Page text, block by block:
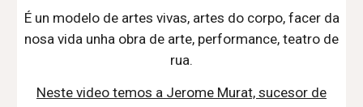
É un modelo de artes vivas, artes do corpo, facer da
nosa vida unha obra de arte, performance, teatro de
rua.
Neste video temos a Jerome Murat, sucesor de